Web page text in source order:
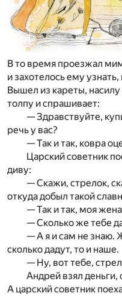
В то время проезжал
и захотелось ему
Вышел из кареты,
толпу и спрашивает:
— Здравствуйте,
речь у вас?
— Так и так, ковра
Царский советник
диву:
— Скажи, стрелок,
откуда добыл такой
— Так и так, моя
— Сколько же тебе
— А я и сам не знаю.
сколько дадут, то и наше.
— Ну, вот тебе,
Андрей взял
А царский советник